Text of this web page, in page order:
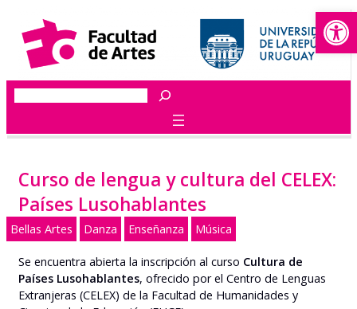
contenido
Buscar
Curso de lengua y cultura del CELEX:
Países Lusohablantes
Bellas Artes Danza Enseñanza Música
Se encuentra abierta la inscripción al curso Cultura de
Países Lusohablantes, ofrecido por el Centro de Lenguas
Extranjeras (CELEX) de la Facultad de Humanidades y